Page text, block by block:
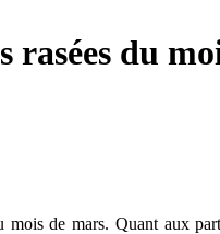
rasées du
mois de mars. Quant aux